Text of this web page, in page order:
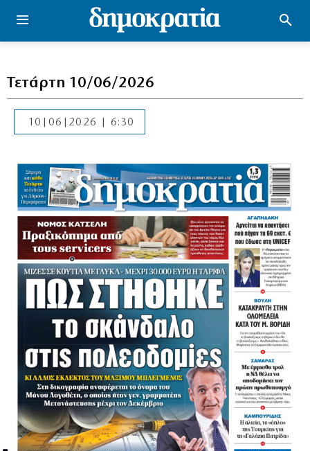
Τετάρτη 10/06/2026
10|06|2026 | 6:30